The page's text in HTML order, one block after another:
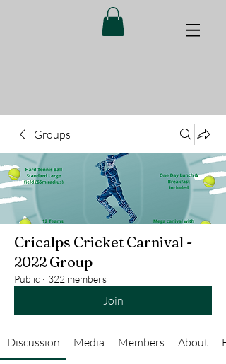
Groups
Cricalps Cricket Carnival -
2022 Group
Public · 322 members
Join
Discussion Media Members About